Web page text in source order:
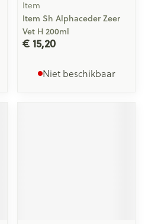
Item
Item Sh Alphaceder Zeer
Vet H 200ml
€ 15,20
Niet beschikbaar